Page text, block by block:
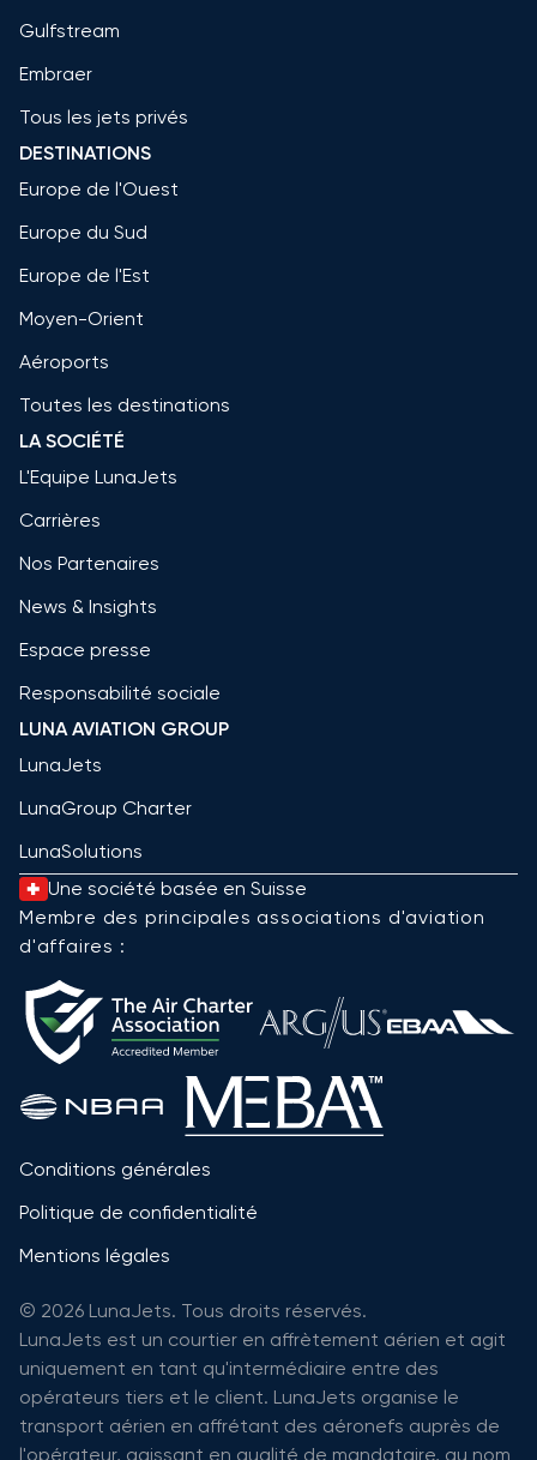
Gulfstream
Embraer
Tous les jets privés
DESTINATIONS
Europe de l'Ouest
Europe du Sud
Europe de l'Est
Moyen-Orient
Aéroports
Toutes les destinations
LA SOCIÉTÉ
L'Equipe LunaJets
Carrières
Nos Partenaires
News & Insights
Espace presse
Responsabilité sociale
LUNA AVIATION GROUP
LunaJets
LunaGroup Charter
LunaSolutions
Une société basée en Suisse
Membre des principales associations d'aviation
d'affaires :
Conditions générales
Politique de confidentialité
Mentions légales
© 2026 LunaJets. Tous droits réservés.
LunaJets est un courtier en affrètement aérien et agit
uniquement en tant qu'intermédiaire entre des
opérateurs tiers et le client. LunaJets organise le
transport aérien en affrétant des aéronefs auprès de
l'opérateur, agissant en qualité de mandataire, au nom